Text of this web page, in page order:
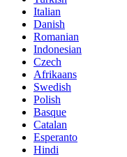
Italian
Danish
Romanian
Indonesian
Czech
Afrikaans
Swedish
Polish
Basque
Catalan
Esperanto
Hindi